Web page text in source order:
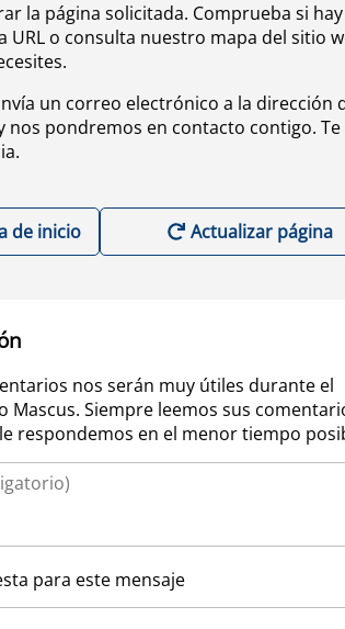
la página solicitada. Comprueba si hay
URL o consulta nuestro mapa del sitio
un correo electrónico a la dirección
nos pondremos en contacto contigo. Te
de inicio Actualizar página
nos serán muy útiles durante el
Mascus. Siempre leemos sus
respondemos en el menor tiempo
para este mensaje